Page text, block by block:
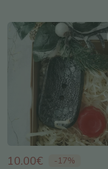
10.00€ -17%